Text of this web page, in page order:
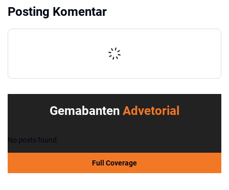
Posting Komentar
Gemabanten Advetorial
No posts found.
Full Coverage